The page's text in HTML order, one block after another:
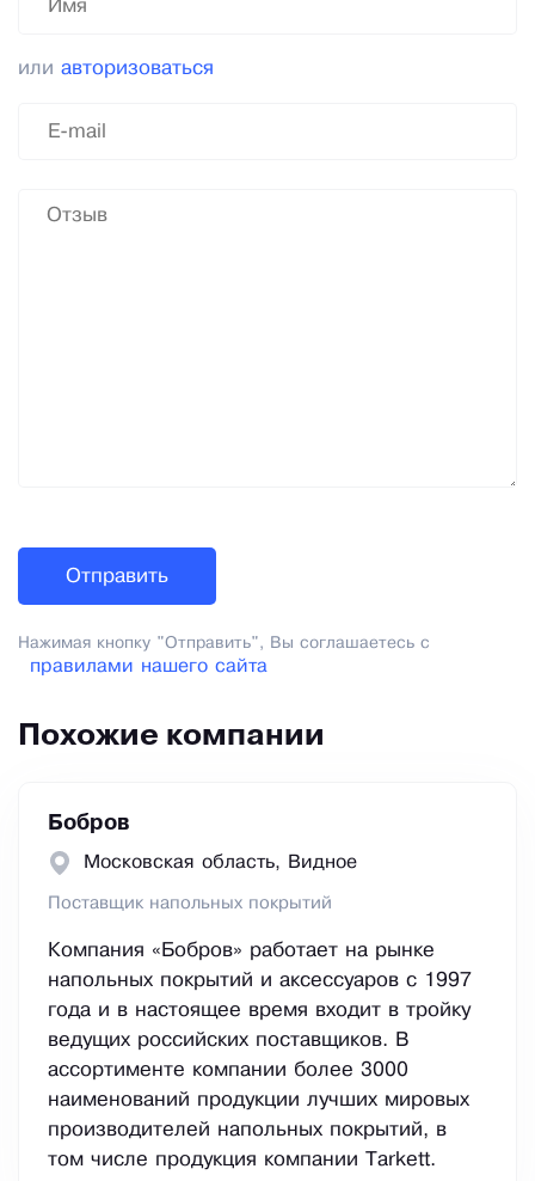
или авторизоваться
Нажимая кнопку "Отправить", Вы соглашаетесь с
правилами нашего сайта
Похожие компании
Бобров
Московская область, Видное
Поставщик напольных покрытий
Компания «Бобров» работает на рынке
напольных покрытий и аксессуаров с 1997
года и в настоящее время входит в тройку
ведущих российских поставщиков. В
ассортименте компании более 3000
наименований продукции лучших мировых
производителей напольных покрытий, в
том числе продукция компании Tarkett.